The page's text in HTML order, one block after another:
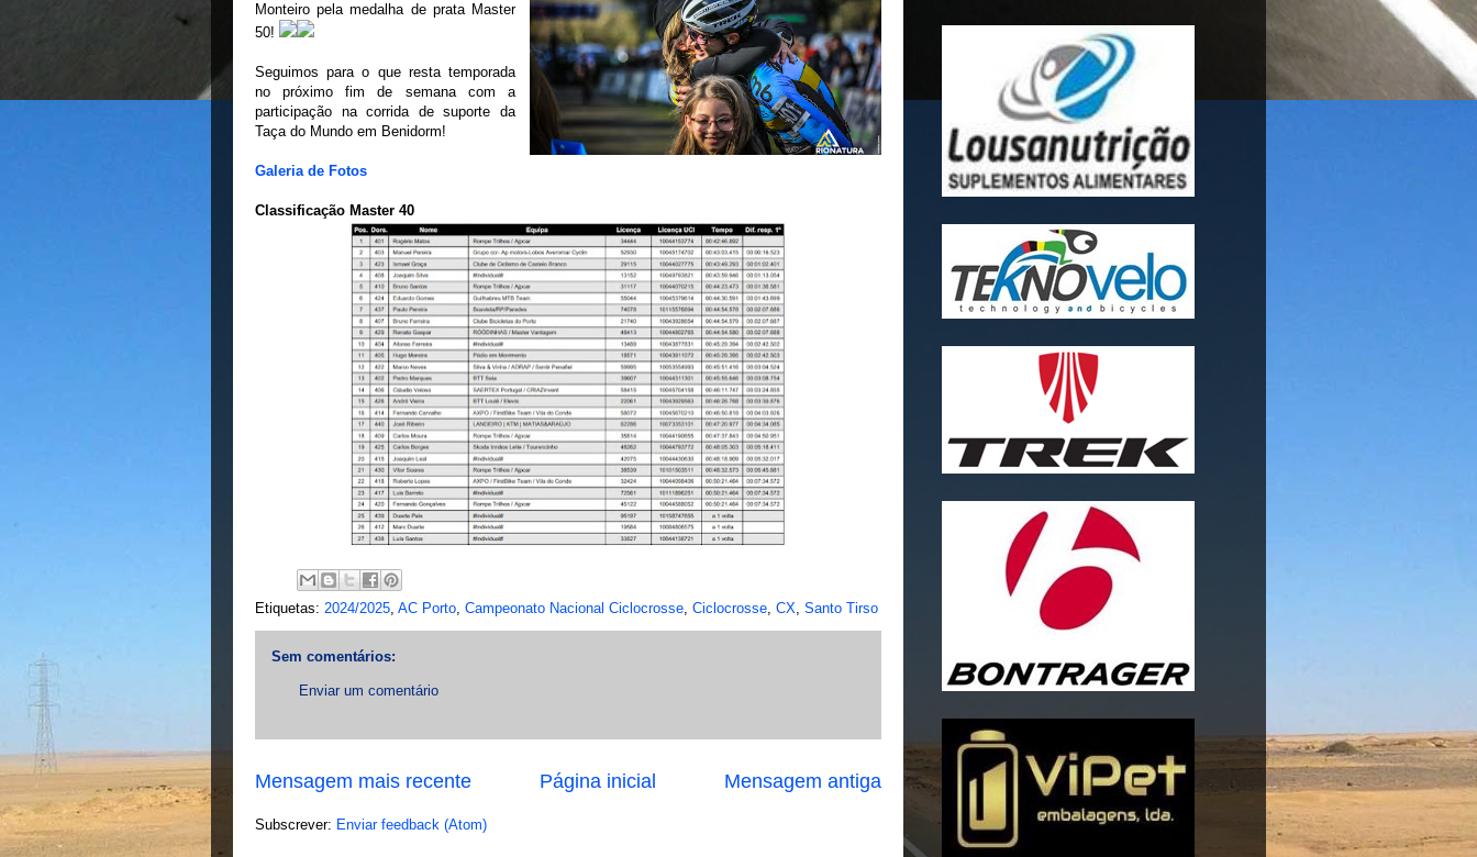
Monteiro pela medalha de prata Master
50!
Seguimos para o que resta temporada
no próximo fim de semana com a
participação na corrida de suporte da
Taça do Mundo em Benidorm!
Galeria de Fotos
Classificação Master 40
Etiquetas: 2024/2025, AC Porto, Campeonato Nacional Ciclocrosse, Ciclocrosse, CX, Santo Tirso
Sem comentários:
Enviar um comentário
Mensagem mais recente Mensagem antiga
Página inicial
Subscrever: Enviar feedback (Atom)